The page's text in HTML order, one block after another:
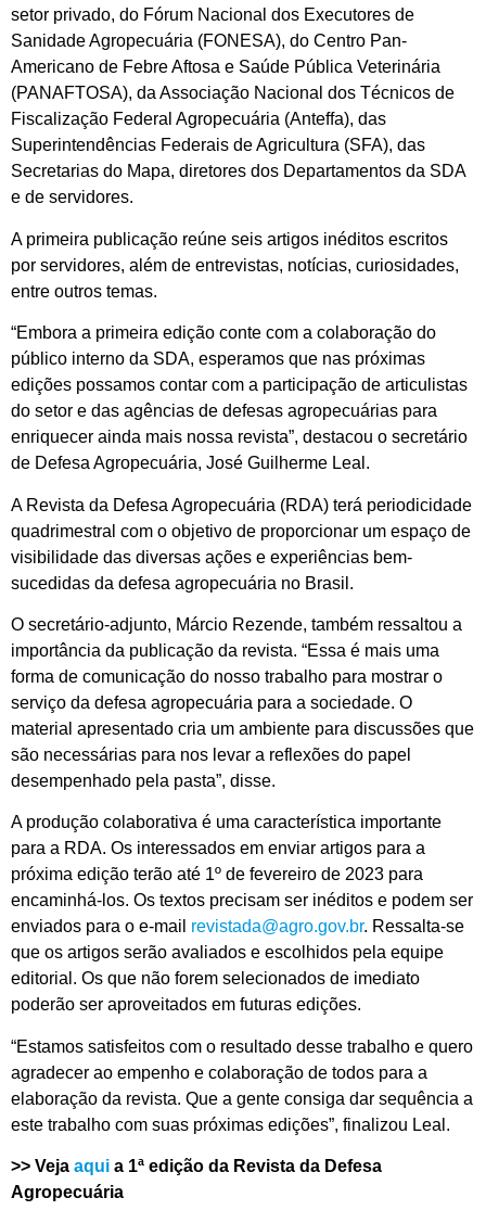
setor privado, do Fórum Nacional dos Executores de
Sanidade Agropecuária (FONESA), do Centro Pan-
Americano de Febre Aftosa e Saúde Pública Veterinária
(PANAFTOSA), da Associação Nacional dos Técnicos de
Fiscalização Federal Agropecuária (Anteffa), das
Superintendências Federais de Agricultura (SFA), das
Secretarias do Mapa, diretores dos Departamentos da SDA
e de servidores.
A primeira publicação reúne seis artigos inéditos escritos
por servidores, além de entrevistas, notícias, curiosidades,
entre outros temas.
“Embora a primeira edição conte com a colaboração do
público interno da SDA, esperamos que nas próximas
edições possamos contar com a participação de articulistas
do setor e das agências de defesas agropecuárias para
enriquecer ainda mais nossa revista”, destacou o secretário
de Defesa Agropecuária, José Guilherme Leal.
A Revista da Defesa Agropecuária (RDA) terá periodicidade
quadrimestral com o objetivo de proporcionar um espaço de
visibilidade das diversas ações e experiências bem-
sucedidas da defesa agropecuária no Brasil.
O secretário-adjunto, Márcio Rezende, também ressaltou a
importância da publicação da revista. “Essa é mais uma
forma de comunicação do nosso trabalho para mostrar o
serviço da defesa agropecuária para a sociedade. O
material apresentado cria um ambiente para discussões que
são necessárias para nos levar a reflexões do papel
desempenhado pela pasta”, disse.
A produção colaborativa é uma característica importante
para a RDA. Os interessados em enviar artigos para a
próxima edição terão até 1º de fevereiro de 2023 para
encaminhá-los. Os textos precisam ser inéditos e podem ser
enviados para o e-mail revistada@agro.gov.br. Ressalta-se
que os artigos serão avaliados e escolhidos pela equipe
editorial. Os que não forem selecionados de imediato
poderão ser aproveitados em futuras edições.
“Estamos satisfeitos com o resultado desse trabalho e quero
agradecer ao empenho e colaboração de todos para a
elaboração da revista. Que a gente consiga dar sequência a
este trabalho com suas próximas edições”, finalizou Leal.
>> Veja aqui a 1ª edição da Revista da Defesa
Agropecuária